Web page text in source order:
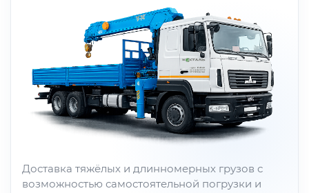
Доставка тяжёлых и длинномерных грузов с
возможностью самостоятельной погрузки и